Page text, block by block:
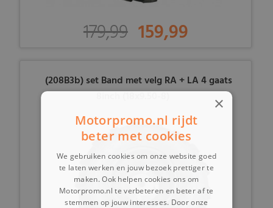
179,99 159,99
(208B3b) set Band met velg RA + LA 4 gaats
8inch (18x9.50-8)
×
Motorpromo.nl rijdt
beter met cookies
We gebruiken cookies om onze website goed
te laten werken en jouw bezoek prettiger te
maken. Ook helpen cookies ons om
Motorpromo.nl te verbeteren en beter af te
stemmen op jouw interesses. Door onze